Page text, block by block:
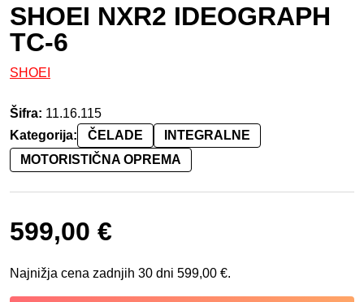
SHOEI NXR2 IDEOGRAPH
TC-6
SHOEI
Šifra: 11.16.115
Kategorija:
ČELADE
INTEGRALNE
MOTORISTIČNA OPREMA
599,00 €
Najnižja cena zadnjih 30 dni 599,00 €.